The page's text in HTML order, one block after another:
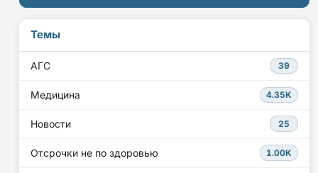
Темы
АГС 39
Медицина 4.35K
Новости 25
Отсрочки не по здоровью 1.00K